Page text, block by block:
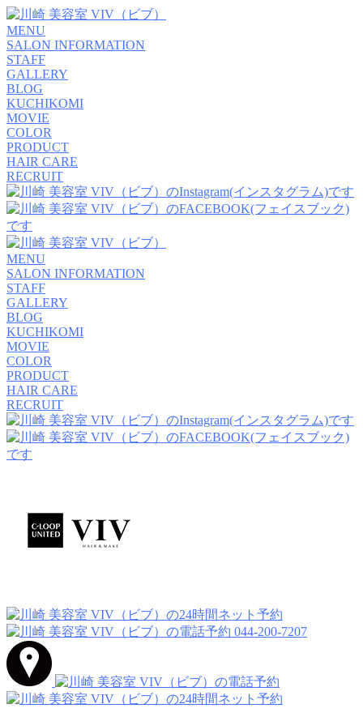
MENU
SALON INFORMATION
STAFF
GALLERY
BLOG
KUCHIKOMI
MOVIE
COLOR
PRODUCT
HAIR CARE
RECRUIT
MENU
SALON INFORMATION
STAFF
GALLERY
BLOG
KUCHIKOMI
MOVIE
COLOR
PRODUCT
HAIR CARE
RECRUIT
044-200-7207